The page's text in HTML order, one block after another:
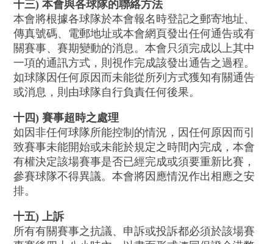
十三) 本會與各球隊的聯絡方法
本會將根據各球隊於本會報名時登記之郵寄地址、
傳真號碼、電郵地址或本會網頁發出任何通告或有
關賽事、賽期變動的消息。本會只須完成以上其中
一項的通訊方式，則視作完成該發出通告之過程。
如球隊因任何原因而未能從所列方式獲知有關通告
或消息，則由球隊自行負責任何後果。
十四) 賽事超時之處理
如因非任何球隊所能控制的情況，因任何原因而引
致賽事未能開始或未能於規定之時間內完成，本會
有權決定該場賽事是否已經完成或須要重新比賽，
參賽球隊不得異議。本會將因應情況作出相應之安
排。
十五) 上訴
所有有關賽事之抗議、申訴或投訴都必須於該場賽